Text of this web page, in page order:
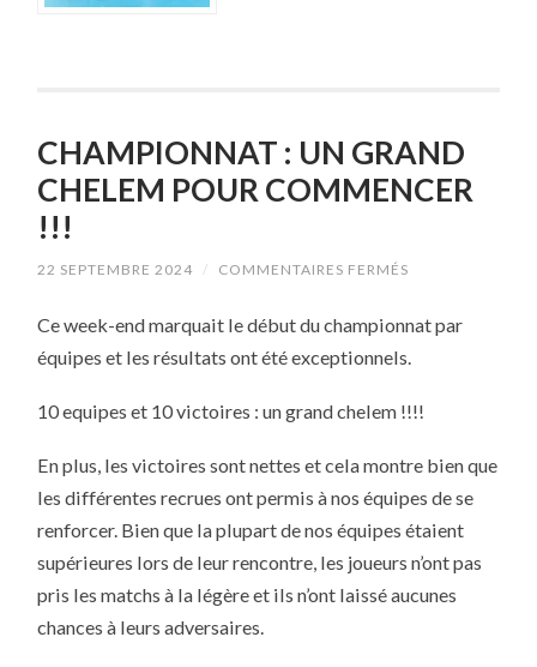
CHAMPIONNAT : UN GRAND
CHELEM POUR COMMENCER
!!!
22 SEPTEMBRE 2024 / COMMENTAIRES FERMÉS
UN
GRAND
CHELEM
!!!
Ce week-end marquait le début du championnat par
équipes et les résultats ont été exceptionnels.
10 equipes et 10 victoires : un grand chelem !!!!
En plus, les victoires sont nettes et cela montre bien que
les différentes recrues ont permis à nos équipes de se
renforcer. Bien que la plupart de nos équipes étaient
supérieures lors de leur rencontre, les joueurs n’ont pas
pris les matchs à la légère et ils n’ont laissé aucunes
chances à leurs adversaires.